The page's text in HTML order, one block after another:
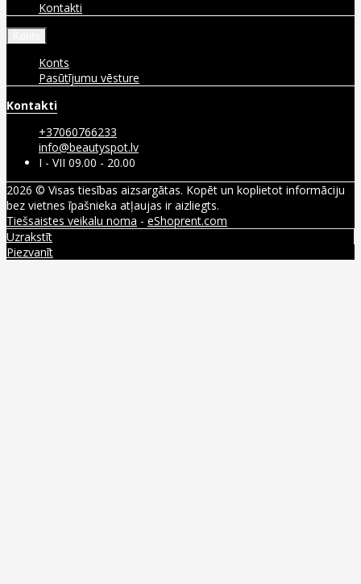
Kontakti
Konts
Pasūtījumu vēsture
Kontakti
+37060766233
info@beautyspot.lv
I - VII 09.00 - 20.00
2026 © Visas tiesības aizsargātas. Kopēt un koplietot informāciju
bez vietnes īpašnieka atļaujas ir aizliegts.
Tiešsaistes veikalu noma - eShoprent.com
Uzrakstīt
Piezvanīt